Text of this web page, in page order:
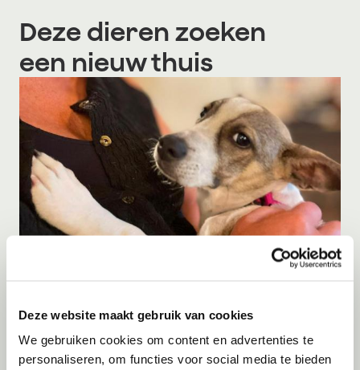
Deze website maakt gebruik van cookies
We gebruiken cookies om content en advertenties te
personaliseren, om functies voor social media te bieden
Deze dieren zoeken
een nieuw thuis
Yara